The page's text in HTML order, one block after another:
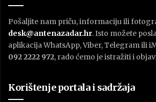
Pošaljite nam priču, informaciju ili
desk@antenazadar.hr. Isto možete
aplikacija WhatsApp, Viber, Telegram ili
092 2222 972, rado ćemo je istražiti i
Korištenje portala i sadržaja